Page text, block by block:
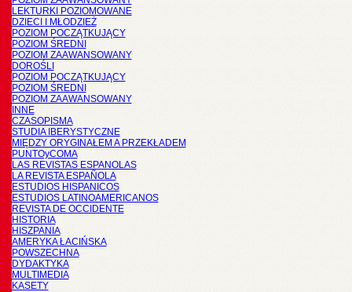
LEKTURKI POZIOMOWANE
DZIECI I MŁODZIEŻ
POZIOM POCZĄTKUJĄCY
POZIOM ŚREDNI
POZIOM ZAAWANSOWANY
DOROŚLI
POZIOM POCZĄTKUJĄCY
POZIOM ŚREDNI
POZIOM ZAAWANSOWANY
INNE
CZASOPISMA
STUDIA IBERYSTYCZNE
MIĘDZY ORYGINAŁEM A PRZEKŁADEM
PUNTOyCOMA
LAS REVISTAS ESPANOLAS
LA REVISTA ESPAÑOLA
ESTUDIOS HISPANICOS
ESTUDIOS LATINOAMERICANOS
REVISTA DE OCCIDENTE
HISTORIA
HISZPANIA
AMERYKA ŁACIŃSKA
POWSZECHNA
DYDAKTYKA
MULTIMEDIA
KASETY